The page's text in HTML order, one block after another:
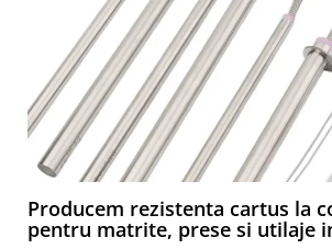
Producem rezistenta cartus la
pentru matrite, prese si utilaje